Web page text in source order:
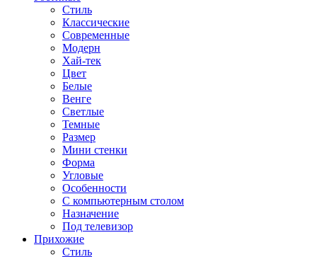
Стиль
Классические
Современные
Модерн
Хай-тек
Цвет
Белые
Венге
Светлые
Темные
Размер
Мини стенки
Форма
Угловые
Особенности
С компьютерным столом
Назначение
Под телевизор
Прихожие
Стиль